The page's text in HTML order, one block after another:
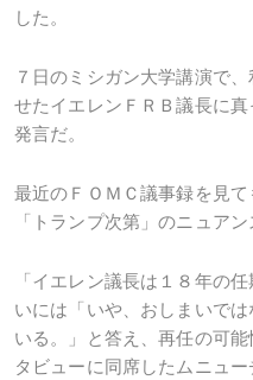
した。
７日のミシガン大学講演で
せたイエレンＦＲＢ議長に
発言だ。
最近のＦＯＭＣ議事録を見
「トランプ次第」のニュア
「イエレン議長は１８年の
いには「いや、おしまいで
いる。」と答え、再任の可
タビューに同席したムニュ